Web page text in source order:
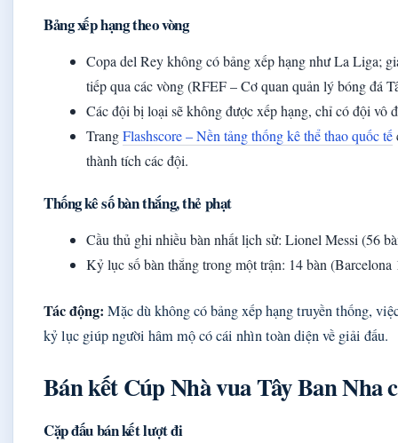
Bảng xếp hạng theo vòng
Copa del Rey không có bảng xếp hạng như La Liga;
tiếp qua các vòng (RFEF – Cơ quan quản lý bóng đá
Các đội bị loại sẽ không được xếp hạng, chỉ có đội vô
TrangFlashscore – Nền tảng thống kê thể thao quốc tế
thành tích các đội.
Thống kê số bàn thắng, thẻ phạt
Cầu thủ ghi nhiều bàn nhất lịch sử: Lionel Messi (56
Kỷ lục số bàn thắng trong một trận: 14 bàn
Tác động: Mặc dù không có bảng xếp hạng truyền thống,
kỷ lục giúp người hâm mộ có cái nhìn toàn diện về giải đấu.
Bán kết Cúp Nhà vua Tây Ban Nha
Cặp đấu bán kết lượt đi